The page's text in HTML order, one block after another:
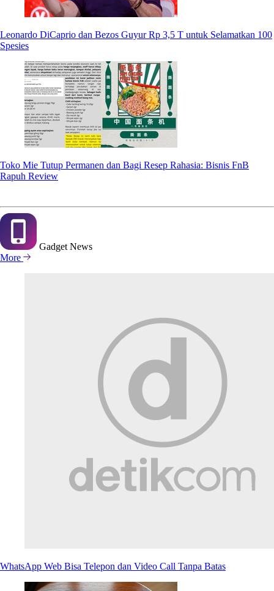
Leonardo DiCaprio dan Bezos Guyur Rp 3,5 T untuk Selamatkan 100
Spesies
Toko Mie Tutup Permanen dan Bagi Resep Rahasia: Bisnis FnB
Rapuh Review
Gadget News
More
WhatsApp Web Bisa Telepon dan Video Call Tanpa Batas